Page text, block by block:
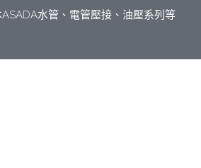
焊機、CO2、鑽孔機